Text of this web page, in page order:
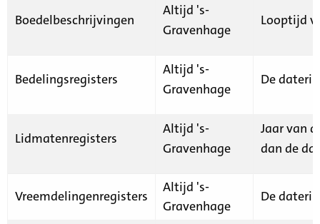
Boedelbeschrijvingen
Altijd 's-
Gravenhage
Looptijd
Bedelingsregisters
Altijd 's-
Gravenhage
De
Lidmatenregisters
Altijd 's-
Gravenhage
Jaar van
dan de
Vreemdelingenregisters
Altijd 's-
Gravenhage
De